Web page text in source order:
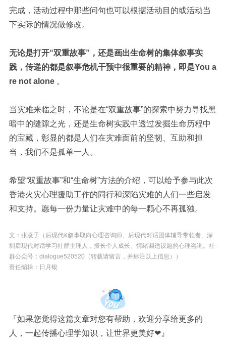
完成，活动过程中那些问句也可以根据活动目的或活动当
下实际的情况做修改。
无论是打开“双重故事”，还是画出生命树的集体叙事实
践，传递的都是叙事危机干预中很重要的精神，即是You a
re not alone 。
当灾难来临之时，不论是在“双重故事”的探索中努力寻找黑
暗中的缝隙之光，还是生命树实践中透过发掘生命历程中
的宝藏，彰显的都是人们在灾难面前的坚韧、互助和担
当，我们不是孤单一人。
希望“双重故事”和“生命树”方法的介绍，可以给予参与此次
香港火灾心理援助工作的同行和深陷灾难的人们一些启发
和支持。愿每一份力量让灾难中的每一颗心不再孤独。
文：张凌子（后现代&叙事取向心理咨询师、后现代对话团体辅导带领者、深
圳后现代对话学习社群主理人，擅长个人成长、情绪调适议题的心理咨询。社
群公众号：dialogue520520（转载请留言，并标注以上信息））
责任编辑：日月银
『如果您觉得这篇文章对您有帮助，欢迎分享给更多的
人，一起传播心理学知识，让世界更美好❤』